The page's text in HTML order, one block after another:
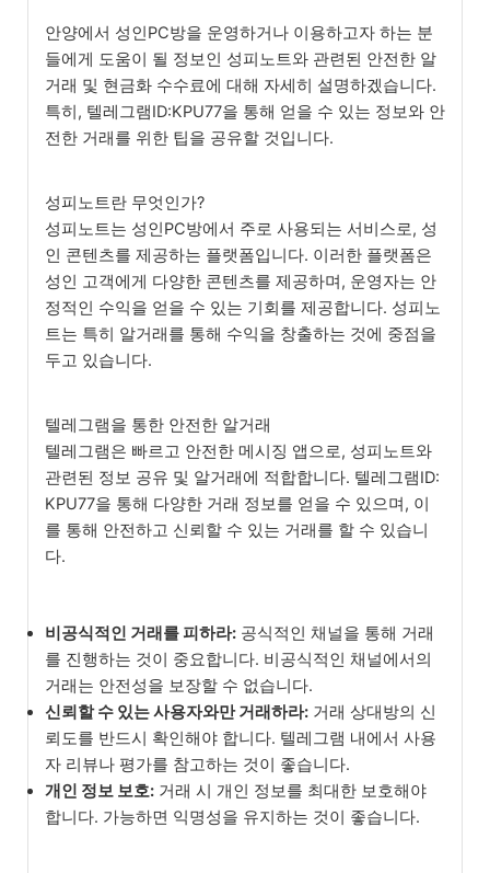
안양에서 성인PC방을 운영하거나 이용하고자 하는 분
들에게 도움이 될 정보인 성피노트와 관련된 안전한 알
거래 및 현금화 수수료에 대해 자세히 설명하겠습니다.
특히, 텔레그램ID:KPU77을 통해 얻을 수 있는 정보와 안
전한 거래를 위한 팁을 공유할 것입니다.
성피노트란 무엇인가?
성피노트는 성인PC방에서 주로 사용되는 서비스로, 성
인 콘텐츠를 제공하는 플랫폼입니다. 이러한 플랫폼은
성인 고객에게 다양한 콘텐츠를 제공하며, 운영자는 안
정적인 수익을 얻을 수 있는 기회를 제공합니다. 성피노
트는 특히 알거래를 통해 수익을 창출하는 것에 중점을
두고 있습니다.
텔레그램을 통한 안전한 알거래
텔레그램은 빠르고 안전한 메시징 앱으로, 성피노트와
관련된 정보 공유 및 알거래에 적합합니다. 텔레그램ID:
KPU77을 통해 다양한 거래 정보를 얻을 수 있으며, 이
를 통해 안전하고 신뢰할 수 있는 거래를 할 수 있습니
다.
비공식적인 거래를 피하라: 공식적인 채널을 통해 거래
를 진행하는 것이 중요합니다. 비공식적인 채널에서의
거래는 안전성을 보장할 수 없습니다.
신뢰할 수 있는 사용자와만 거래하라: 거래 상대방의 신
뢰도를 반드시 확인해야 합니다. 텔레그램 내에서 사용
자 리뷰나 평가를 참고하는 것이 좋습니다.
개인 정보 보호: 거래 시 개인 정보를 최대한 보호해야
합니다. 가능하면 익명성을 유지하는 것이 좋습니다.